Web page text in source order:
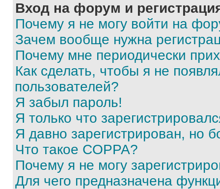
Вход на форум и
Почему я не могу войти на
Зачем вообще нужна
Почему мне периодически
Как сделать, чтобы я не
пользователей?
Я забыл пароль!
Я только что
Я давно зарегистрирован, но
Что такое COPPA?
Почему я не могу
Для чего предназначена